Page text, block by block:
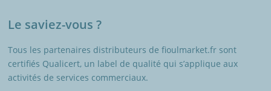
Le saviez-vous ?
Tous les partenaires distributeurs de fioulmarket.fr sont
certifiés Qualicert, un label de qualité qui s’applique aux
activités de services commerciaux.